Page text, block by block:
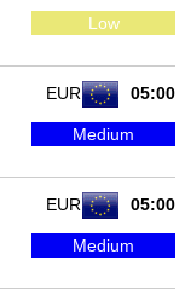
Low
05:00
EUR
Medium
05:00
EUR
Medium